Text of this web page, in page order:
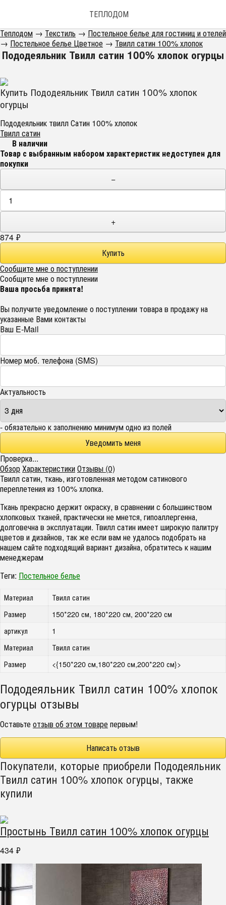
ТЕПЛОДОМ
Теплодом → Текстиль → Постельное белье для гостиниц и отелей
→ Постельное белье Цветное → Твилл сатин 100% хлопок
Пододеяльник Твилл сатин 100% хлопок огурцы
Купить Пододеяльник Твилл сатин 100% хлопок
огурцы
Пододеяльник твилл Сатин 100% хлопок
Твилл сатин
В наличии
Товар с выбранным набором характеристик недоступен для
покупки
−
+
874 ₽
Сообщите мне о поступлении
Сообщите мне о поступлении
Ваша просьба принята!
Вы получите уведомление о поступлении товара в продажу на
указанные Вами контакты
Ваш E-Mail
Номер моб. телефона (SMS)
Актуальность
- обязательно к заполнению минимум одно из полей
Проверка...
ОбзорХарактеристикиОтзывы (0)
Твилл сатин, ткань, изготовленная методом сатинового
переплетения из 100% хлопка.
Ткань прекрасно держит окраску, в сравнении с большинством
хлопковых тканей, практически не мнется, гипоаллергенна,
долговечна в эксплуатации. Твилл сатин имеет широкую палитру
цветов и дизайнов, так же если вам не удалось подобрать на
нашем сайте подходящий вариант дизайна, обратитесь к нашим
менеджерам
Теги: Постельное белье
Материал
Твилл сатин
Размер
150*220 см, 180*220 см, 200*220 см
артикул
1
Материал
Твилл сатин
Размер
<{150*220 см,180*220 см,200*220 см}>
Пододеяльник Твилл сатин 100% хлопок
огурцы отзывы
Оставьтеотзыв об этом товарепервым!
Написать отзыв
Покупатели, которые приобрели Пододеяльник
Твилл сатин 100% хлопок огурцы, также
купили
Простынь Твилл сатин 100% хлопок огурцы
434 ₽